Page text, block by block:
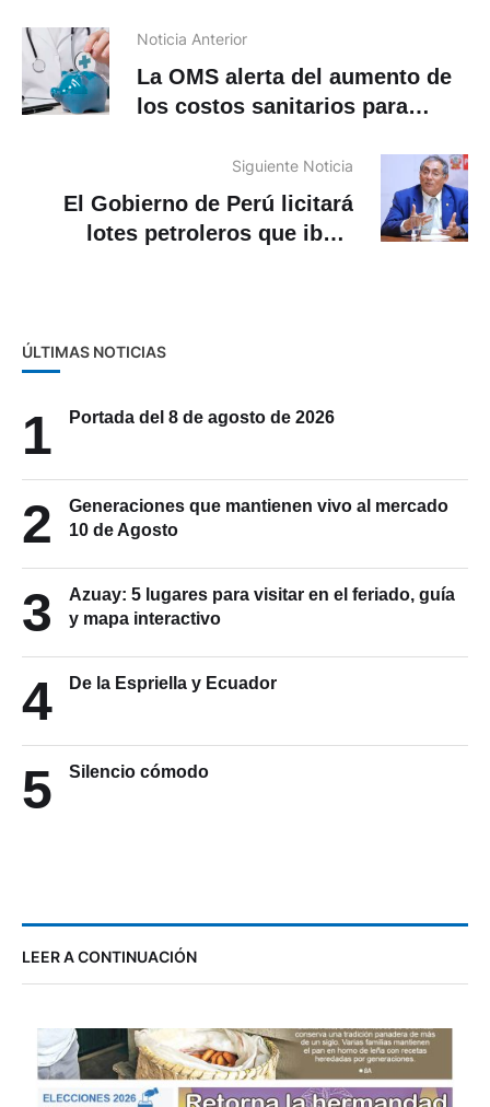
Noticia Anterior
La OMS alerta del aumento de
los costos sanitarios para
Siguiente Noticia
El Gobierno de Perú licitará
lotes petroleros que iba a
ÚLTIMAS NOTICIAS
1 Portada del 8 de agosto de 2026
2
Generaciones que mantienen vivo al mercado
10 de Agosto
3
Azuay: 5 lugares para visitar en el feriado, guía
y mapa interactivo
4 De la Espriella y Ecuador
5 Silencio cómodo
LEER A CONTINUACIÓN